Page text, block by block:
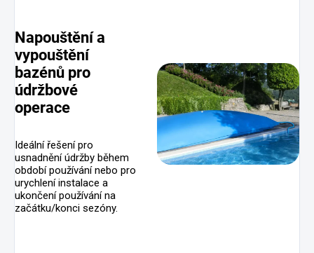
Napouštění a
vypouštění
bazénů pro
údržbové
operace
Ideální řešení pro
usnadnění údržby během
období používání nebo pro
urychlení instalace a
ukončení používání na
začátku/konci sezóny.